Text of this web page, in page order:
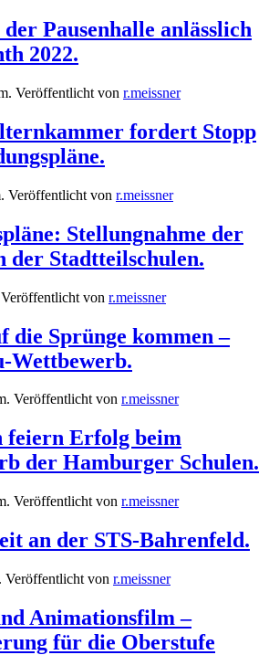
Pausenhalle anlässlich
2022.
Veröffentlicht von r.meissner
fordert Stopp
Veröffentlicht von r.meissner
Stellungnahme der
der Stadtteilschulen.
Veröffentlicht von r.meissner
die Sprünge kommen –
Wettbewerb.
Veröffentlicht von r.meissner
feiern Erfolg beim
der Hamburger Schulen.
Veröffentlicht von r.meissner
an der STS-Bahrenfeld.
Veröffentlicht von r.meissner
Animationsfilm –
für die Oberstufe